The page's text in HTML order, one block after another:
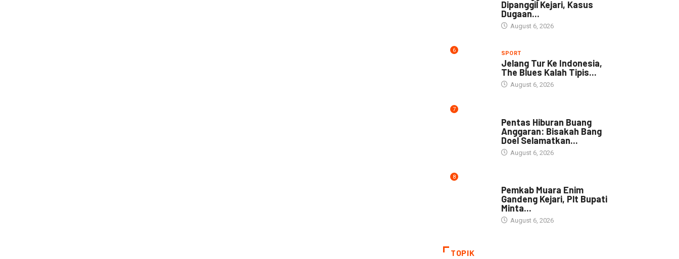
Dipanggil Kejari, Kasus
Dugaan...
August 6, 2026
6 SPORT
Jelang Tur Ke Indonesia,
The Blues Kalah Tipis...
August 6, 2026
7
Pentas Hiburan Buang
Anggaran: Bisakah Bang
Doel Selamatkan...
August 6, 2026
8
Pemkab Muara Enim
Gandeng Kejari, Plt Bupati
Minta...
August 6, 2026
TOPIK